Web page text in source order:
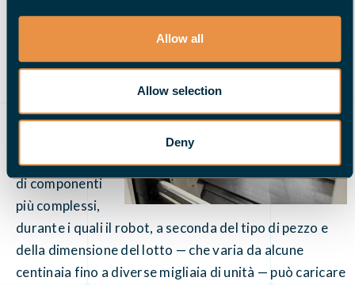
Allow all
Allow selection
Deny
turni
sono dedicati
alla produzione
di componenti
più complessi,
durante i quali il robot, a seconda del tipo di pezzo e
della dimensione del lotto — che varia da alcune
centinaia fino a diverse migliaia di unità — può caricare